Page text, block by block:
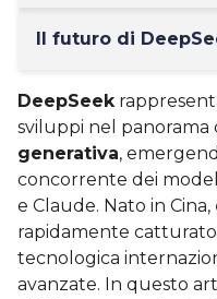
Il futuro di
DeepSeek
sviluppi nel panorama
generativa,
concorrente dei
e Claude. Nato in Cina,
rapidamente
tecnologica
avanzate. In questo